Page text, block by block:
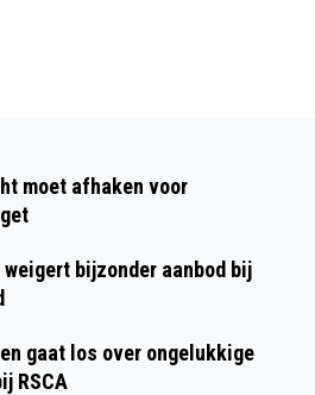
moet afhaken voor
bijzonder aanbod bij
gaat los over ongelukkige
RSCA